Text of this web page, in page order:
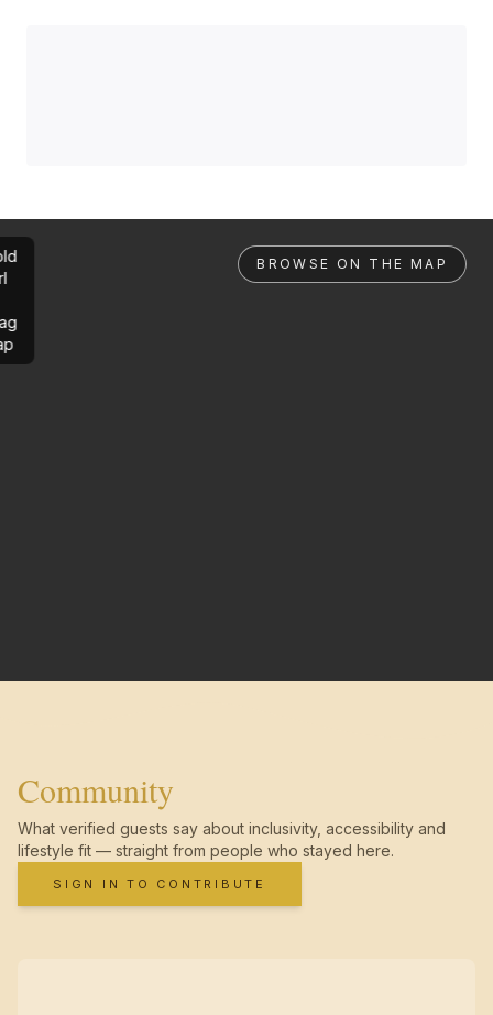
BROWSE ON THE MAP
Community
What verified guests say about inclusivity, accessibility and
lifestyle fit — straight from people who stayed here.
SIGN IN TO CONTRIBUTE